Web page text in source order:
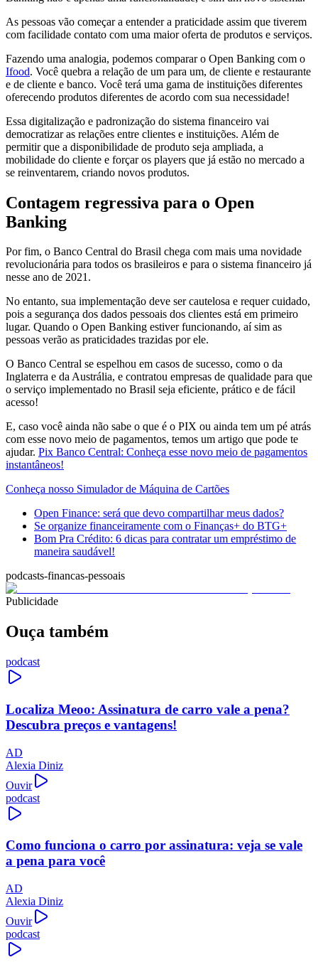
As pessoas vão começar a entender a praticidade assim que tiverem
com facilidade contato com uma maior oferta de produtos e serviços.
Fazendo uma analogia, podemos comparar o Open Banking com o
Ifood. Você quebra a relação de um para um, de cliente e restaurante
e de cliente e banco. Você terá uma gama de instituições diferentes
oferecendo produtos diferentes de acordo com sua necessidade!
Essa digitalização e padronização do sistema financeiro vai
democratizar as relações entre clientes e instituições. Além de
permitir que a disponibilidade de produto seja ampliada, a
mobilidade do cliente e forçar os players que já estão no mercado a
se reinventarem, criando novos produtos.
Contagem regressiva para o Open
Banking
Por fim, o Banco Central do Brasil chega com mais uma novidade
revolucionária para todos os brasileiros e para o sistema financeiro já
nesse ano de 2021.
No entanto, sua implementação deve ser cautelosa e requer cuidado,
pois a segurança dos dados pessoais dos clientes está em primeiro
lugar. Quando o Open Banking estiver funcionando, aí sim as
pessoas verão as praticidades trazidas por ele.
O Banco Central se espelhou em casos de sucesso, como o da
Inglaterra e da Austrália, e contratou empresas de qualidade para que
o serviço implementado no Brasil seja eficiente, prático e de fácil
acesso!
E, caso você ainda não sabe o que é o PIX ou ainda tem um pé atrás
com esse novo meio de pagamentos, temos um artigo que pode te
ajudar. Pix Banco Central: Conheça esse novo meio de pagamentos
instantâneos!
Conheça nosso Simulador de Máquina de Cartões
Open Finance: será que devo compartilhar meus dados?
Se organize financeiramente com o Finanças+ do BTG+
Bom Pra Crédito: 6 dicas para contratar um empréstimo de
maneira saudável!
podcasts-financas-pessoais
Publicidade
Ouça também
podcast
Localiza Meoo: Assinatura de carro vale a pena?
Descubra preços e vantagens!
AD
Alexia Diniz
Ouvir
podcast
Como funciona o carro por assinatura: veja se vale
a pena para você
AD
Alexia Diniz
Ouvir
podcast